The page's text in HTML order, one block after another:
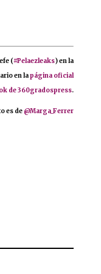
(#Pelaezleaks) en la
en lapágina oficial
de 360gradospress.
es de @Marga_Ferrer